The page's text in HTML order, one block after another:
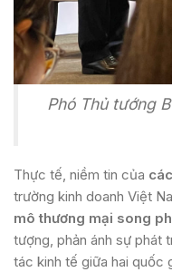
Phó Thủ tướng
Thực tế, niềm tin của
trường kinh doanh Việt
mô thương mại song
tượng, phản ánh sự phát
tác kinh tế giữa hai quốc